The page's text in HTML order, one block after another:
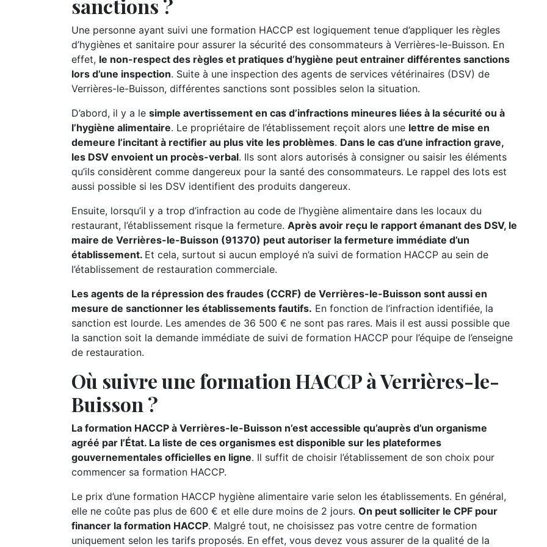
sanctions ?
Une personne ayant suivi une formation HACCP est logiquement tenue d’appliquer les règles
d’hygiènes et sanitaire pour assurer la sécurité des consommateurs à Verrières-le-Buisson. En
effet, le non-respect des règles et pratiques d’hygiène peut entrainer différentes sanctions
lors d’une inspection. Suite à une inspection des agents de services vétérinaires (DSV) de
Verrières-le-Buisson, différentes sanctions sont possibles selon la situation.
D’abord, il y a le simple avertissement en cas d’infractions mineures liées à la sécurité ou à
l’hygiène alimentaire. Le propriétaire de l’établissement reçoit alors une lettre de mise en
demeure l’incitant à rectifier au plus vite les problèmes. Dans le cas d’une infraction grave,
les DSV envoient un procès-verbal. Ils sont alors autorisés à consigner ou saisir les éléments
qu’ils considèrent comme dangereux pour la santé des consommateurs. Le rappel des lots est
aussi possible si les DSV identifient des produits dangereux.
Ensuite, lorsqu’il y a trop d’infraction au code de l’hygiène alimentaire dans les locaux du
restaurant, l’établissement risque la fermeture. Après avoir reçu le rapport émanant des DSV, le
maire de Verrières-le-Buisson (91370) peut autoriser la fermeture immédiate d’un
établissement. Et cela, surtout si aucun employé n’a suivi de formation HACCP au sein de
l’établissement de restauration commerciale.
Les agents de la répression des fraudes (CCRF) de Verrières-le-Buisson sont aussi en
mesure de sanctionner les établissements fautifs. En fonction de l’infraction identifiée, la
sanction est lourde. Les amendes de 36 500 € ne sont pas rares. Mais il est aussi possible que
la sanction soit la demande immédiate de suivi de formation HACCP pour l’équipe de l’enseigne
de restauration.
Où suivre une formation HACCP à Verrières-le-
Buisson ?
La formation HACCP à Verrières-le-Buisson n’est accessible qu’auprès d’un organisme
agréé par l’État. La liste de ces organismes est disponible sur les plateformes
gouvernementales officielles en ligne. Il suffit de choisir l’établissement de son choix pour
commencer sa formation HACCP.
Le prix d’une formation HACCP hygiène alimentaire varie selon les établissements. En général,
elle ne coûte pas plus de 600 € et elle dure moins de 2 jours. On peut solliciter le CPF pour
financer la formation HACCP. Malgré tout, ne choisissez pas votre centre de formation
uniquement selon les tarifs proposés. En effet, vous devez vous assurer de la qualité de la